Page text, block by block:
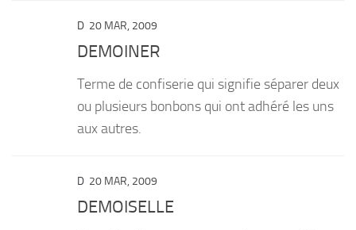
D 20 MAR, 2009
DEMOINER
Terme de confiserie qui signifie séparer deux
ou plusieurs bonbons qui ont adhéré les uns
aux autres.
D 20 MAR, 2009
DEMOISELLE